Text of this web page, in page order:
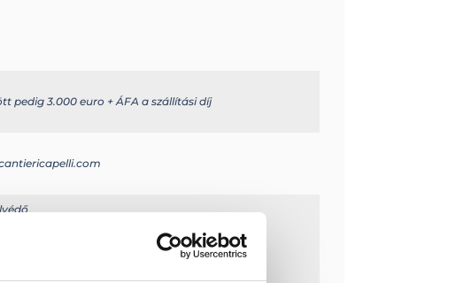
pedig 3.000 euro + ÁFA a szállítási díj